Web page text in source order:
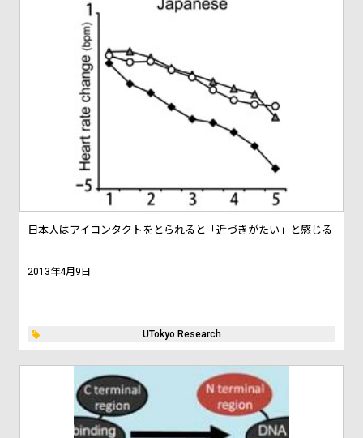
日本人はアイコンタクトをとられると「近づきがたい」と感じる
2013年4月9日
UTokyo Research